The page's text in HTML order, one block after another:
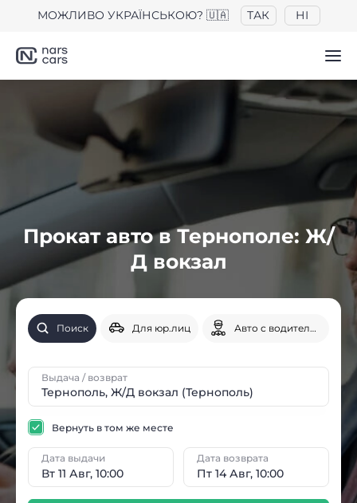
МОЖЛИВО УКРАЇНСЬКОЮ? 🇺🇦 ТАК НІ
Прокат авто в Тернополе: Ж/
Д вокзал
Поиск Для юр.лиц Авто с водителем
Выдача / возврат
Вт 11 Авг, 10:00
Дата выдачи
Пт 14 Авг, 10:00
Дата возврата
Вернуть в том же месте